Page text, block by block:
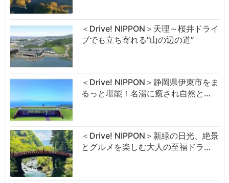
＜Drive! NIPPON＞天理～桜井ドライ
ブでも立ち寄れる“山の辺の道”
＜Drive! NIPPON＞静岡県伊東市をま
るっと堪能！名湯に癒され自然と…
＜Drive! NIPPON＞新緑の日光、絶景
とグルメを楽しむ大人の至福ドラ…